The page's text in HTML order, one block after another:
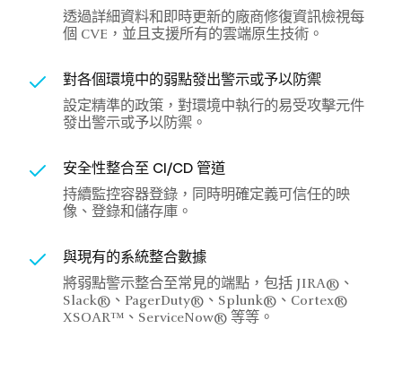
透過詳細資料和即時更新的廠商修復資訊檢視每
個 CVE，並且支援所有的雲端原生技術。
對各個環境中的弱點發出警示或予以防禦
設定精準的政策，對環境中執行的易受攻擊元件
發出警示或予以防禦。
安全性整合至 CI/CD 管道
持續監控容器登錄，同時明確定義可信任的映
像、登錄和儲存庫。
與現有的系統整合數據
將弱點警示整合至常見的端點，包括 JIRA®、
Slack®、PagerDuty®、Splunk®、Cortex®
XSOAR™、ServiceNow® 等等。